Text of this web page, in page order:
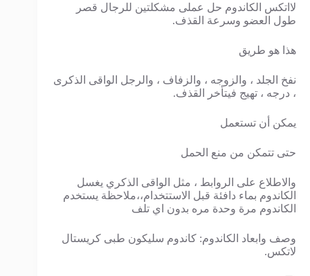
لااتكس الكاندوم حل عملى مشكلتين للرجال قصر
طول العضو وسرعة القذف.
هذا هو طريق
نفخ الجلد ، والزوجه ، والزفاف ، والرجل الواقى الذكرى
، درجه ، تهيج فيتأخر القذف.
يمكن أن تستعمل
حتى تتمكن من منع الحمل
والاطلاع على الروابط ، مثل الواقى الذكري يغسل
الكاندوم بماء دافئة قبل الاستتخدام،،ملاحظة يستخدم
الكاندوم مرة وحدة مره بدون اي تلف
وصف وابعاد الكاندوم: كاندوم سليكون طبى كريستال
لاتكس.